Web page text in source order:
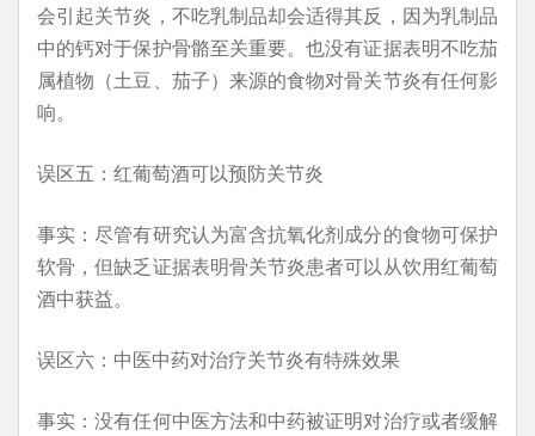
会引起关节炎，不吃乳制品却会适得其反，因为乳制品
中的钙对于保护骨骼至关重要。也没有证据表明不吃茄
属植物（土豆、茄子）来源的食物对骨关节炎有任何影
响。
误区五：红葡萄酒可以预防关节炎
事实：尽管有研究认为富含抗氧化剂成分的食物可保护
软骨，但缺乏证据表明骨关节炎患者可以从饮用红葡萄
酒中获益。
误区六：中医中药对治疗关节炎有特殊效果
事实：没有任何中医方法和中药被证明对治疗或者缓解